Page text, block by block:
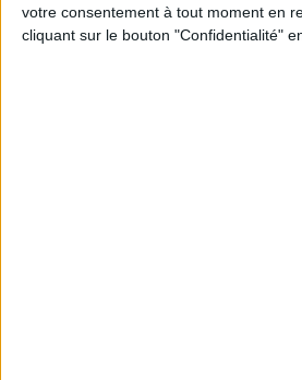
votre consentement à tout moment en
cliquant sur le bouton "Confidentialité"
LES SPF 50 QUI DONNENT ENVIE